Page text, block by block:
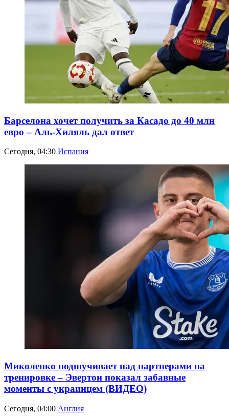
Барселона хочет получить за Касадо до 40 млн
евро – Аль-Хиляль дал ответ
Сегодня, 04:30 Испания
Миколенко подшучивает над партнерами на
тренировке – Эвертон показал забавные
моменты с украинцем (ВИДЕО)
Сегодня, 04:00 Англия